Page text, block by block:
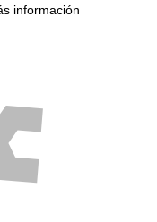
información